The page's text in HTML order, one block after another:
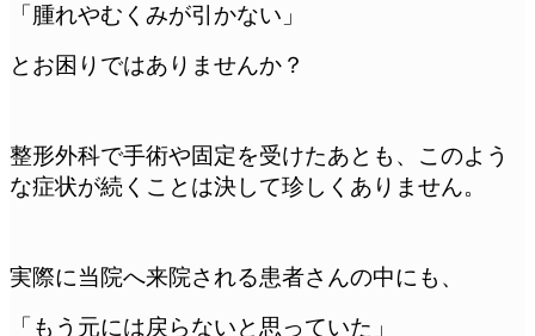
「腫れやむくみが引かない」
とお困りではありませんか？
整形外科で手術や固定を受けたあとも、このよう
な症状が続くことは決して珍しくありません。
実際に当院へ来院される患者さんの中にも、
「もう元には戻らないと思っていた」